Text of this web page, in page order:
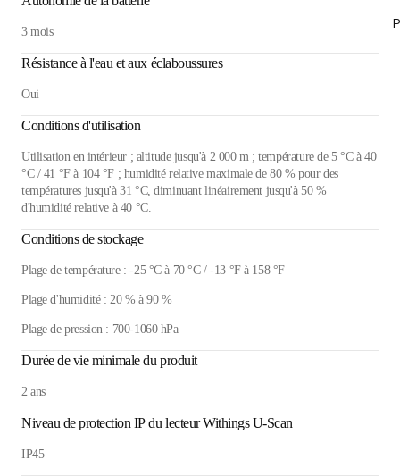
3 mois
Résistance à l'eau et aux éclaboussures
Oui
Conditions d'utilisation
Utilisation en intérieur ; altitude jusqu'à 2 000 m ; température de 5 °C à 40
°C / 41 °F à 104 °F ; humidité relative maximale de 80 % pour des
températures jusqu'à 31 °C, diminuant linéairement jusqu'à 50 %
d'humidité relative à 40 °C.
Conditions de stockage
Plage de température : -25 °C à 70 °C / -13 °F à 158 °F
Plage d'humidité : 20 % à 90 %
Plage de pression : 700-1060 hPa
Durée de vie minimale du produit
2 ans
Niveau de protection IP du lecteur Withings U-Scan
IP45